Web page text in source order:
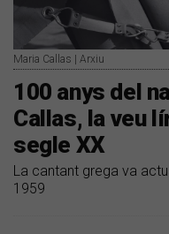
Maria Callas | Arxiu
100 anys del
Callas, la veu
segle XX
La cantant grega va
1959